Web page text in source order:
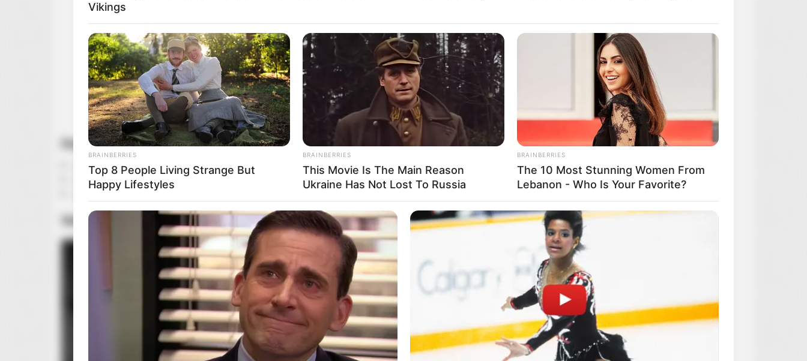
Premiery naDisney+
„Misja podstawówka – sezon 5 część 2” — 27 maja
„Kiff – sezon 2” — 27 maja
„Deli Boys – sezon 2” — 28 maja
Serial od Prime Video
Vikings
BRAINBERRIES
Top 8 People Living Strange But
Happy Lifestyles
BRAINBERRIES
This Movie Is The Main Reason
Ukraine Has Not Lost To Russia
BRAINBERRIES
The 10 Most Stunning Women From
Lebanon - Who Is Your Favorite?